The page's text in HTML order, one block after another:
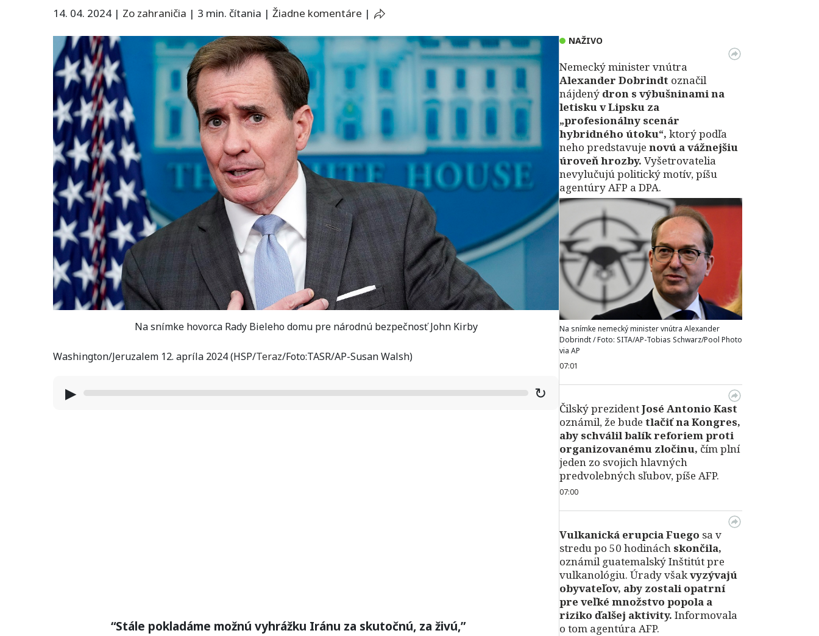
14. 04. 2024 | Zo zahraničia | 3 min. čítania | Žiadne komentáre |
Na snímke hovorca Rady Bieleho domu pre národnú bezpečnosť John Kirby
Washington/Jeruzalem 12. apríla 2024 (HSP/Teraz/Foto:TASR/AP-Susan Walsh)
▶ ↻
“Stále pokladáme možnú vyhrážku Iránu za skutočnú, za živú,”
NAŽIVO
Nemecký minister vnútra
Alexander Dobrindt označil
nájdený dron s výbušninami na
letisku v Lipsku za
„profesionálny scenár
hybridného útoku“, ktorý podľa
neho predstavuje novú a vážnejšiu
úroveň hrozby. Vyšetrovatelia
nevylučujú politický motív, píšu
agentúry AFP a DPA.
Na snímke nemecký minister vnútra Alexander
Dobrindt / Foto: SITA/AP-Tobias Schwarz/Pool Photo
via AP
07:01
Čilský prezidentJosé Antonio Kast
oznámil, že bude tlačiť na Kongres,
aby schválil balík reforiem proti
organizovanému zločinu, čím plní
jeden zo svojich hlavných
predvolebných sľubov, píše AFP.
07:00
Vulkanická erupcia Fuego sa v
stredu po 50 hodinách skončila,
oznámil guatemalský Inštitút pre
vulkanológiu. Úrady všakvyzývajú
obyvateľov, aby zostali opatrní
pre veľké množstvo popola a
riziko ďalšej aktivity. Informovala
o tom agentúra AFP.